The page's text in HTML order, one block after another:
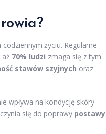
życiu. Regularne
70% ludzi zmaga się z tym
stawów szyjnych oraz
wpływa na kondycję skóry
się do poprawy postawy